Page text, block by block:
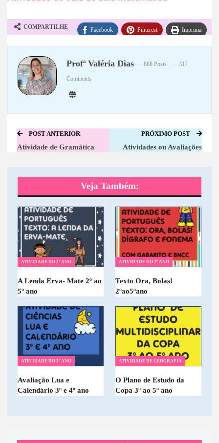
COMPARTILHE Facebook Pinterest Imprima
Profª Valéria Dias 888 Posts 317
Comments
POST ANTERIOR
Atividade de Gramática
PRÓXIMO POST
Atividades ou Avaliações
Veja Também:
ATIVIDADE DO 2º ANO
A Lenda Erva- Mate 2º ao
5º ano
ATIVIDADE DO 2º ANO
Texto Ora, Bolas!
2ºao5ºano
ATIVIDADE DO 3º ANO
Avaliação Lua e
Calendário 3º e 4º ano
ATIVIDADE DE GEOGRAFIA
O Plano de Estudo da
Copa 3º ao 5º ano